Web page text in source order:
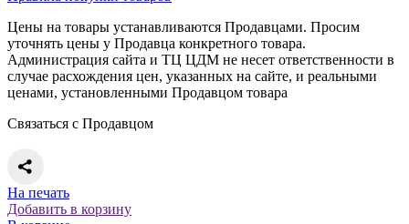
Цены на товары устанавливаются Продавцами. Просим
уточнять цены у Продавца конкретного товара.
Администрация сайта и ТЦ ЦДМ не несет ответственности в
случае расхождения цен, указанных на сайте, и реальными
ценами, установленными Продавцом товара
Связаться с Продавцом
На печать
Добавить в корзину